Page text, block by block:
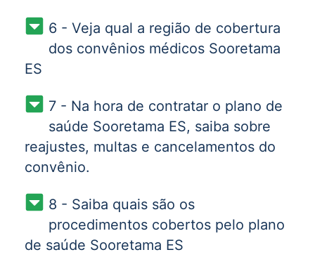
6 - Veja qual a região de cobertura
dos convênios médicos Sooretama
ES
7 - Na hora de contratar o plano de
saúde Sooretama ES, saiba sobre
reajustes, multas e cancelamentos do
convênio.
8 - Saiba quais são os
procedimentos cobertos pelo plano
de saúde Sooretama ES